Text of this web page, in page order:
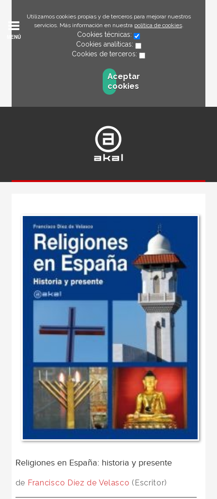
Utilizamos cookies propias y de terceros para mejorar nuestros
servicios. Más información en nuestra política de cookies.
Cookies técnicas:
Cookies analíticas:
Cookies de terceros:
Aceptar
cookies
MENÚ
Religiones en España: historia y presente
de Francisco Díez de Velasco (Escritor)